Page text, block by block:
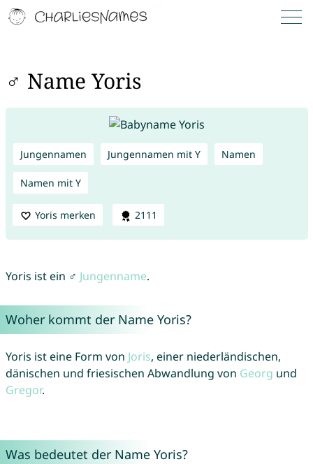
♂ Name Yoris
Jungennamen Jungennamen mit Y Namen
Namen mit Y
Yoris merken 2111
Yoris ist ein ♂ Jungenname.
Woher kommt der Name Yoris?
Yoris ist eine Form von Joris, einer niederländischen,
dänischen und friesischen Abwandlung von Georg und
Gregor.
Was bedeutet der Name Yoris?